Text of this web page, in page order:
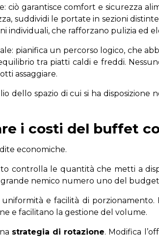
garantisce comfort e sicurezza
suddividi le portate in sezioni
individuali, che rafforzano pulizia ed
pianifica un percorso logico, che
tra piatti caldi e freddi.
assaggiare.
dello spazio di cui si ha disposizione
i costi del buffet
economiche.
controlla le quantità che metti a
grande nemico numero uno del
e facilità di porzionamento.
e facilitano la gestione del volume.
strategia di rotazione. Modifica